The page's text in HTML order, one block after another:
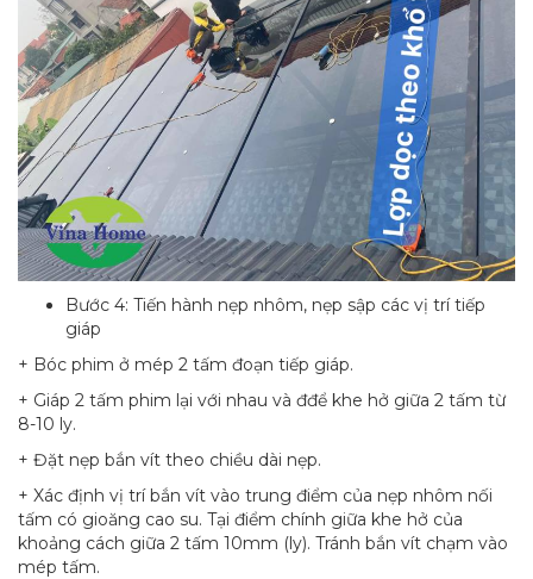
Bước 4: Tiến hành nẹp nhôm, nẹp sập các vị trí tiếp
giáp
+ Bóc phim ở mép 2 tấm đoạn tiếp giáp.
+ Giáp 2 tấm phim lại với nhau và đđể khe hở giữa 2 tấm từ
8-10 ly.
+ Đặt nẹp bắn vít theo chiều dài nẹp.
+ Xác định vị trí bắn vít vào trung điểm của nẹp nhôm nối
tấm có gioăng cao su. Tại điểm chính giữa khe hở của
khoảng cách giữa 2 tấm 10mm (ly). Tránh bắn vít chạm vào
mép tấm.